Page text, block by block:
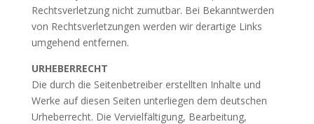
Rechtsverletzung nicht zumutbar. Bei Bekanntwerden
von Rechtsverletzungen werden wir derartige Links
umgehend entfernen.
URHEBERRECHT
Die durch die Seitenbetreiber erstellten Inhalte und
Werke auf diesen Seiten unterliegen dem deutschen
Urheberrecht. Die Vervielfältigung, Bearbeitung,